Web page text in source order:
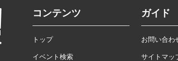
コンテンツ
トップ
イベント検索
ガイド
お問い合わ
サイトマッ